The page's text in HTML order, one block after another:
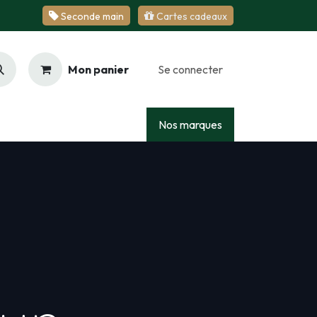
Se​​​​conde ​​​​m​​a​​in Cartes cadeaux
Mon panier Se connecter
Nos marques